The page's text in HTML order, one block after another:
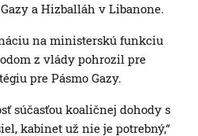
a Hizballáh v Libanone.
na ministerskú funkciu
z vlády pohrozil pre
pre Pásmo Gazy.
súčasťou koaličnej dohody s
kabinet už nie je potrebný,“